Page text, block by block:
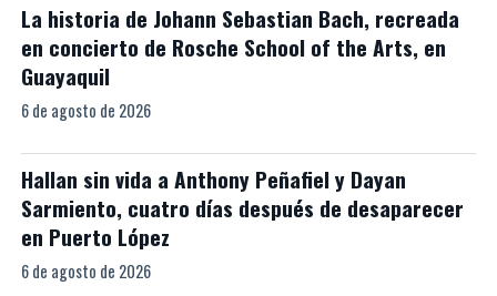
La historia de Johann Sebastian Bach, recreada
en concierto de Rosche School of the Arts, en
Guayaquil
6 de agosto de 2026
Hallan sin vida a Anthony Peñafiel y Dayan
Sarmiento, cuatro días después de desaparecer
en Puerto López
6 de agosto de 2026